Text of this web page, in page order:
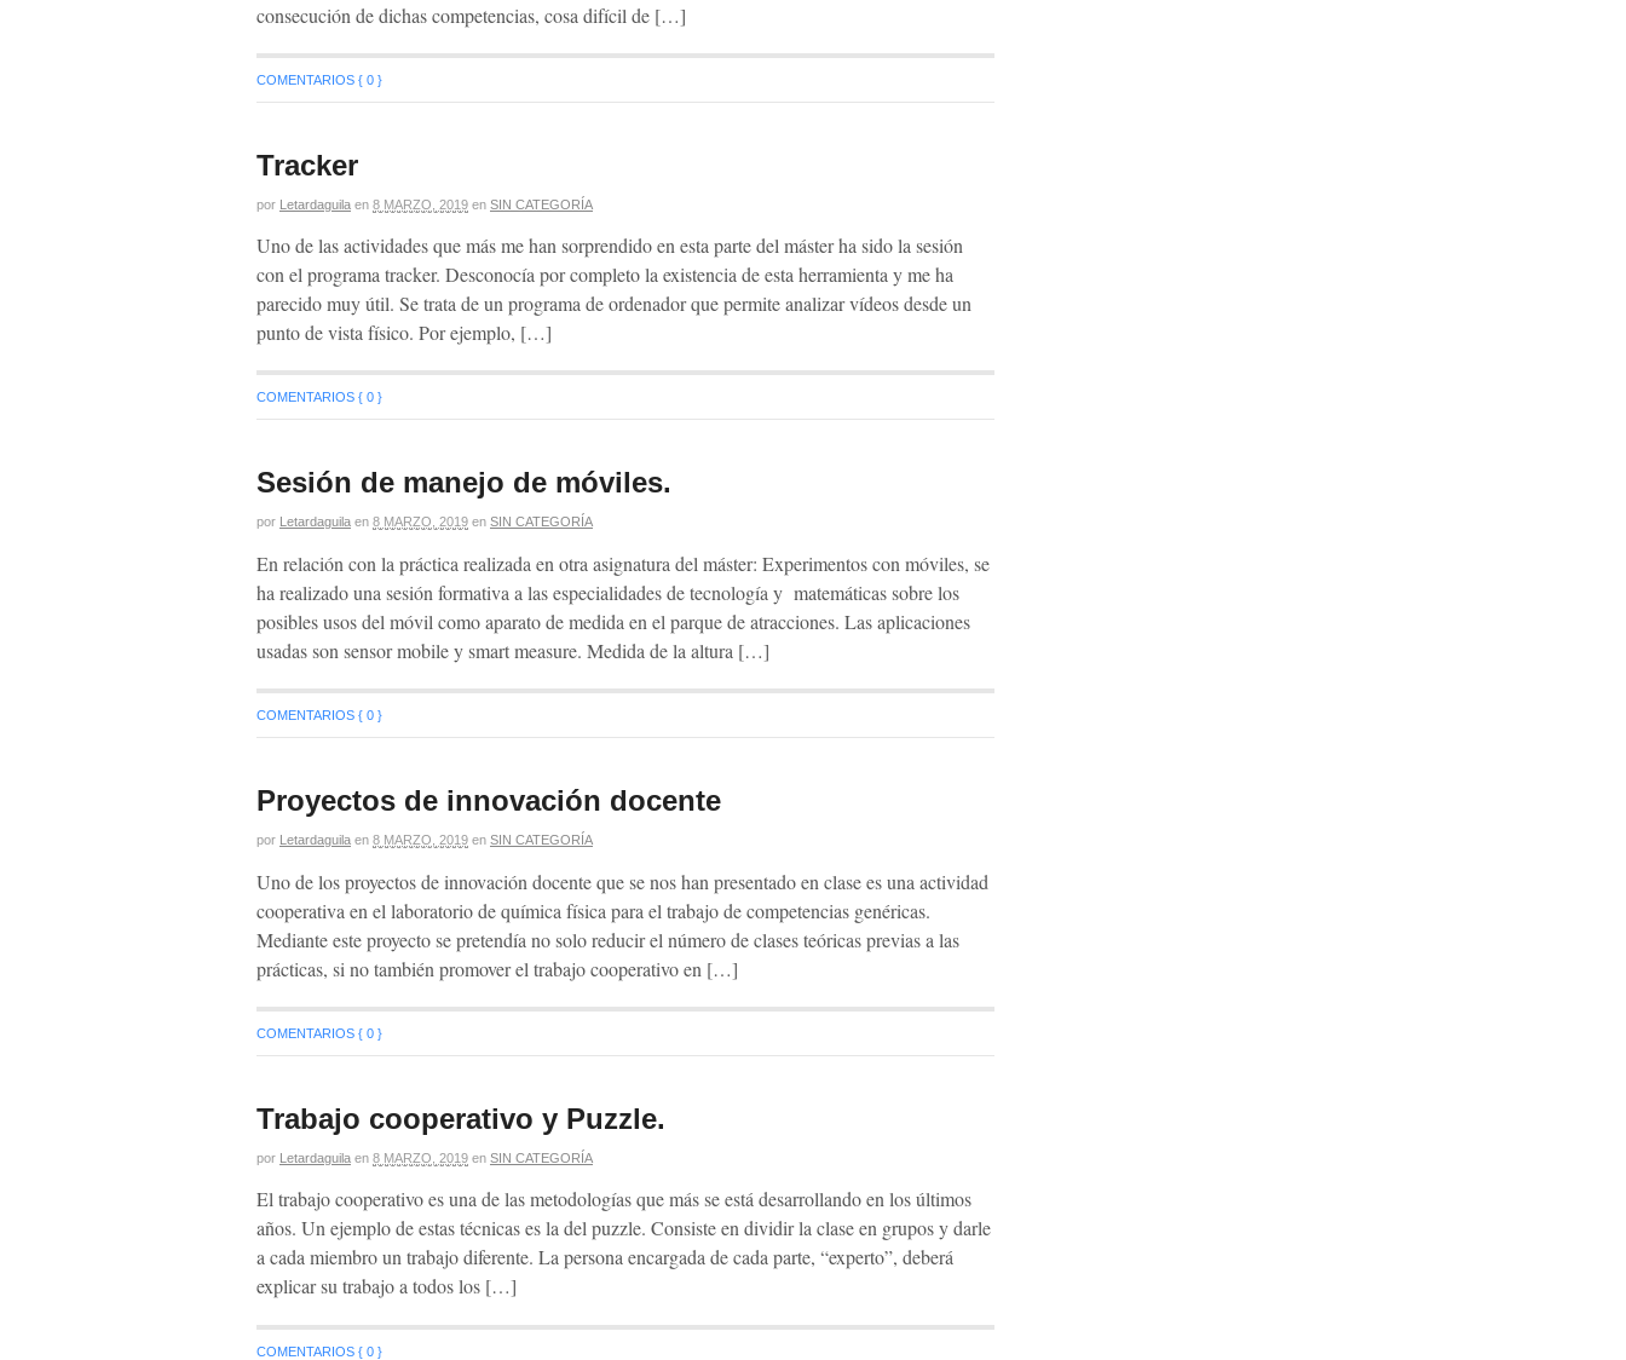
consecución de dichas competencias, cosa difícil de […]
COMENTARIOS { 0 }
Tracker
por Letardaguila en 8 MARZO, 2019 en SIN CATEGORÍA
Uno de las actividades que más me han sorprendido en esta parte del máster ha sido la sesión
con el programa tracker. Desconocía por completo la existencia de esta herramienta y me ha
parecido muy útil. Se trata de un programa de ordenador que permite analizar vídeos desde un
punto de vista físico. Por ejemplo, […]
COMENTARIOS { 0 }
Sesión de manejo de móviles.
por Letardaguila en 8 MARZO, 2019 en SIN CATEGORÍA
En relación con la práctica realizada en otra asignatura del máster: Experimentos con móviles, se
ha realizado una sesión formativa a las especialidades de tecnología y matemáticas sobre los
posibles usos del móvil como aparato de medida en el parque de atracciones. Las aplicaciones
usadas son sensor mobile y smart measure. Medida de la altura […]
COMENTARIOS { 0 }
Proyectos de innovación docente
por Letardaguila en 8 MARZO, 2019 en SIN CATEGORÍA
Uno de los proyectos de innovación docente que se nos han presentado en clase es una actividad
cooperativa en el laboratorio de química física para el trabajo de competencias genéricas.
Mediante este proyecto se pretendía no solo reducir el número de clases teóricas previas a las
prácticas, si no también promover el trabajo cooperativo en […]
COMENTARIOS { 0 }
Trabajo cooperativo y Puzzle.
por Letardaguila en 8 MARZO, 2019 en SIN CATEGORÍA
El trabajo cooperativo es una de las metodologías que más se está desarrollando en los últimos
años. Un ejemplo de estas técnicas es la del puzzle. Consiste en dividir la clase en grupos y darle
a cada miembro un trabajo diferente. La persona encargada de cada parte, “experto”, deberá
explicar su trabajo a todos los […]
COMENTARIOS { 0 }